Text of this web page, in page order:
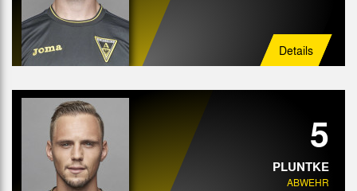
Details
5
PLUNTKE
ABWEHR